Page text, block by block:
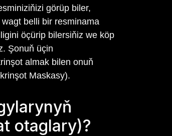
görüp biler,
belli bir resminama
öçürip bilersiňiz we köp
Şonuň üçin
almak bilen onuň
Maskasy).
otaglary)?